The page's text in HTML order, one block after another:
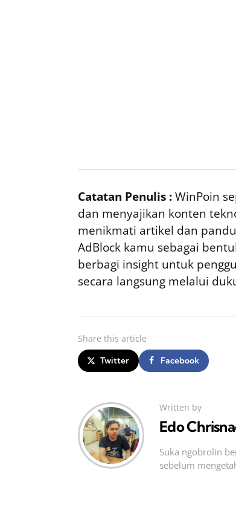
Catatan Penulis :WinPoin
dan menyajikan konten
menikmati artikel dan
AdBlock kamu sebagai
berbagi insight untuk
secara langsung melalui
Share this article
Twitter Facebook
Written by
Edo
Suka ngobrolin
sebelum